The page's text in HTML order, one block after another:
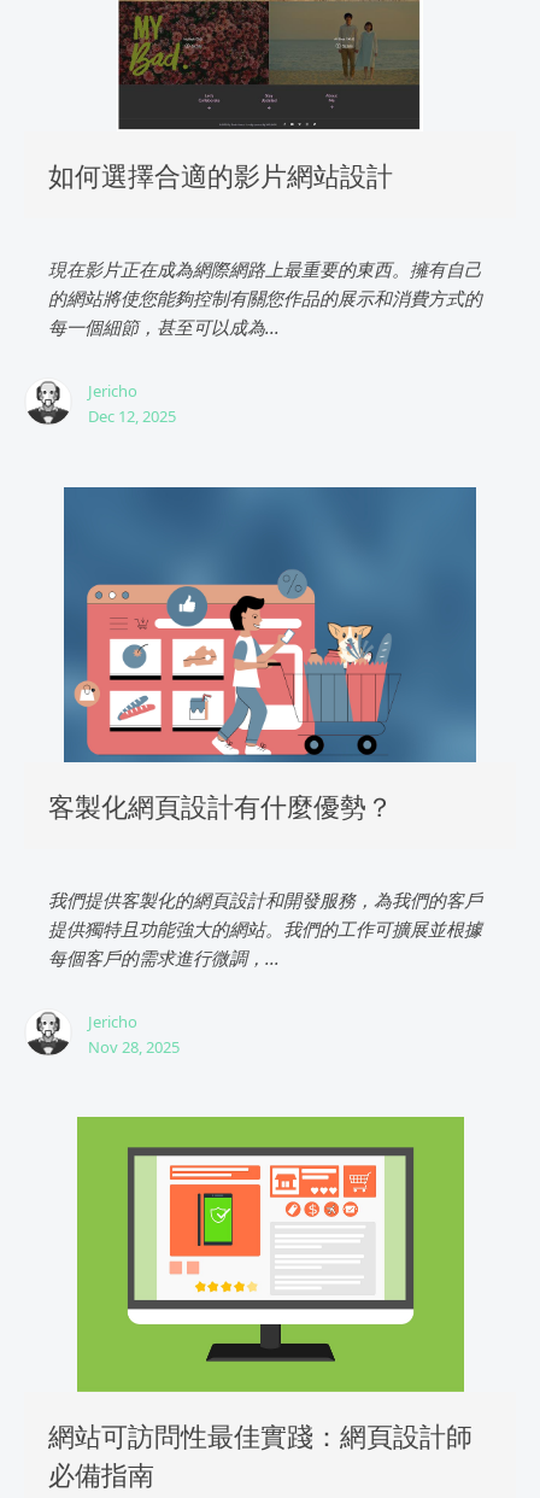
如何選擇合適的影片網站設計
現在影片正在成為網際網路上最重要的東西。擁有自己
的網站將使您能夠控制有關您作品的展示和消費方式的
每一個細節，甚至可以成為...
Jericho
Dec 12, 2025
客製化網頁設計有什麼優勢？
我們提供客製化的網頁設計和開發服務，為我們的客戶
提供獨特且功能強大的網站。我們的工作可擴展並根據
每個客戶的需求進行微調，...
Jericho
Nov 28, 2025
網站可訪問性最佳實踐：網頁設計師
必備指南